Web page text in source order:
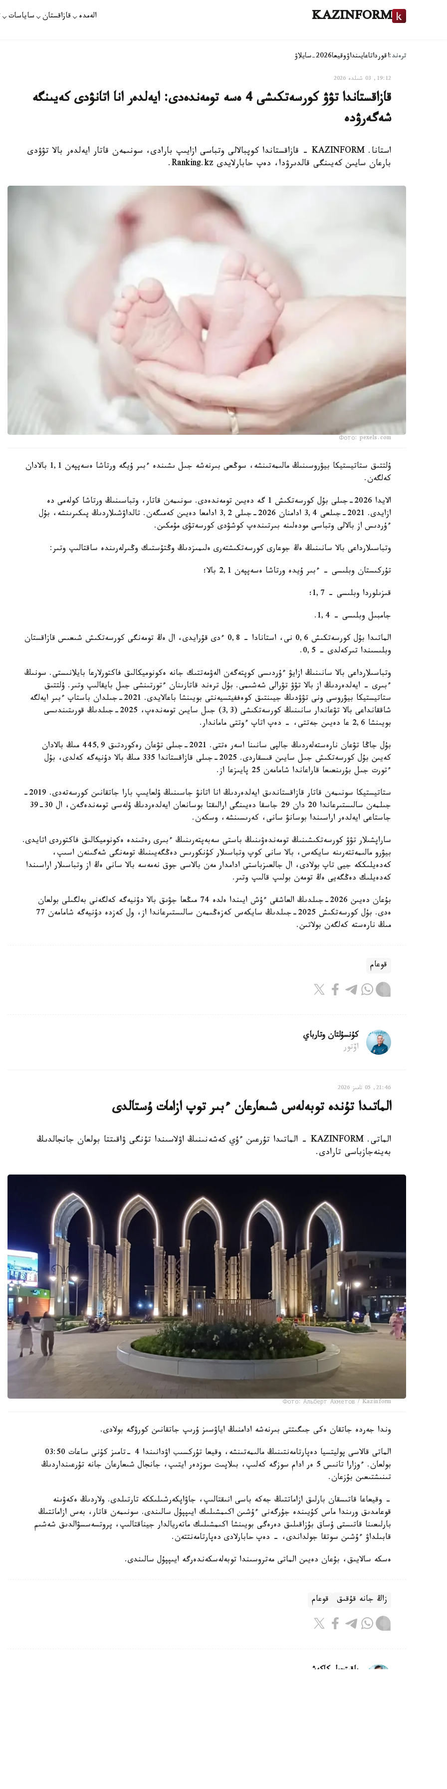
KAZINFORM الەمدە قازاقستان ساياسات
ترەند:اقورداتاعايىنداۋوقيعا2026-سايلاۋ
19:12, 03 شىلدە 2026
قازاقستاندا تۋۋ كورسەتكىشى 4 ەسە تومەندەدى: ايەلدەر انا اتانۋدى كەيىنگە
شەگەرۋدە
استانا. KAZINFORM - قازاقستاندا كوپبالالى وتباسى ازايىپ بارادى، سونىمەن قاتار ايەلدەر بالا تۋۋدى
بارعان سايىن كەيىنگى قالدىرۋدا، دەپ حابارلايدى Ranking.kz.
Фото: pexels.com
ۇلتتىق ستاتيستيكا بيۋروسىنىڭ مالىمەتىنشە، سوڭعى بىرنەشە جىل ىشىندە ءبىر ۇيگە ورتاشا ەسەپپەن 1,1 بالادان
كەلگەن.
الايدا 2026-جىلى بۇل كورسەتكىش 1 گە دەيىن تومەندەدى. سونىمەن قاتار، وتباسىنىڭ ورتاشا كولەمى دە
ازايدى. 2021-جىلعى 3,4 ادامنان 2026-جىلى 3,2 ادامعا دەيىن كەمىگەن. تالداۋشىلاردىڭ پىكىرىنشە، بۇل
ءۇردىس از بالالى وتباسى مودەلىنە بىرتىندەپ كوشۋدى كورسەتۋى مۇمكىن.
وتباسىلارداعى بالا سانىنىڭ ەڭ جوعارى كورسەتكىشتەرى ەلىمىزدىڭ وڭتۇستىك وڭىرلەرىندە ساقتالىپ وتىر:
تۇركىستان وبلىسى - ءبىر ۇيدە ورتاشا ەسەپپەن 2,1 بالا؛
قىزىلوردا وبلىسى - 1,7؛
جامبىل وبلىسى - 1,4.
الماتىدا بۇل كورسەتكىش 0,6 نى، استانادا - 0,8 ءدى قۇرايدى، ال ەڭ تومەنگى كورسەتكىش شىعىس قازاقستان
وبلىسىندا تىركەلدى - 0,5.
وتباسىلارداعى بالا سانىنىڭ ازايۋ ءۇردىسى كوپتەگەن الەۋمەتتىك جانە ەكونوميكالىق فاكتورلارعا بايلانىستى. سونىڭ
ءبىرى - ايەلدەردىڭ از بالا تۋۋ تۋرالى شەشىمى. بۇل ترەند قاتارىنان ءتورتىنشى جىل بايقالىپ وتىر. ۇلتتىق
ستاتيستيكا بيۋروسى ونى تۋۋدىڭ جيىنتىق كوەففيتسيەنتى بويىنشا باعالايدى. 2021-جىلدان باستاپ ءبىر ايەلگە
شاققانداعى بالا تۋعاندار سانىنىڭ كورسەتكىشى (3,3) جىل سايىن تومەندەپ، 2025-جىلدىڭ قورىتىندىسى
بويىنشا 2,6 عا دەيىن جەتتى، - دەپ اتاپ ءوتتى ماماندار.
بۇل جاڭا تۋعان نارەستەلەردىڭ جالپى سانىنا اسەر ەتتى. 2021-جىلى تۋعان رەكوردتىق 445,9 مىڭ بالادان
كەيىن بۇل كورسەتكىش جىل سايىن قىسقاردى. 2025-جىلى قازاقستاندا 335 مىڭ بالا دۇنيەگە كەلدى، بۇل
ءتورت جىل بۇرىنعىعا قاراعاندا شامامەن 25 پايىزعا از.
ستاتيستيكا سونىمەن قاتار قازاقستاندىق ايەلدەردىڭ انا اتانۋ جاسىنىڭ ۇلعايىپ بارا جاتقانىن كورسەتەدى. 2019-
جىلمەن سالىستىرعاندا 20 دان 29 جاسقا دەيىنگى ارالىقتا بوسانعان ايەلدەردىڭ ۇلەسى تومەندەگەن، ال 30-39
جاستاعى ايەلدەر اراسىندا بوسانۋ سانى، كەرىسىنشە، وسكەن.
ساراپشىلار تۋۋ كورسەتكىشىنىڭ تومەندەۋىنىڭ باستى سەبەپتەرىنىڭ ءبىرى رەتىندە ەكونوميكالىق فاكتوردى اتايدى.
بيۋرو مالىمەتتەرىنە سايكەس، بالا سانى كوپ وتباسىلار كۇنكورىس دەڭگەيىنىڭ تومەنگى شەگىنەن اسىپ،
كەدەيلىككە جيى تاپ بولادى، ال جالعىزباستى ادامدار مەن بالاسى جوق نەمەسە بالا سانى ەڭ از وتباسىلار اراسىندا
كەدەيلىك دەڭگەيى ەڭ تومەن بولىپ قالىپ وتىر.
بۇعان دەيىن 2026-جىلدىڭ العاشقى ءۇش ايىندا ەلدە 74 مىڭعا جۋىق بالا دۇنيەگە كەلگەنى بەلگىلى بولعان
ەدى. بۇل كورسەتكىش 2025-جىلدىڭ سايكەس كەزەڭىمەن سالىستىرعاندا از، ول كەزدە دۇنيەگە شامامەن 77
مىڭ نارەستە كەلگەن بولاتىن.
قوعام
كۇنسۇلتان وتارباي
اۆتور
21:46, 05 تامىز 2026
الماتىدا تۇندە توبەلەس شىعارعان ءبىر توپ ازامات ۇستالدى
الماتى. KAZINFORM - الماتىدا تۇرعىن ءۇي كەشەنىنىڭ اۋلاسىندا تۇنگى ۋاقىتتا بولعان جانجالدىڭ
بەينەجازباسى تارادى.
Фото: Альберт Ахметов / Kazinform
وندا جەردە جاتقان ەكى جىگىتتى بىرنەشە ادامنىڭ اياۋسىز ۇرىپ جاتقانىن كورۋگە بولادى.
الماتى قالاسى پوليتسيا دەپارتامەنتىنىڭ مالىمەتىنشە، وقيعا تۇركسىب اۋدانىندا 4 -تامىز كۇنى ساعات 03:50
بولعان. ءوزارا تانىس 5 ەر ادام سوزگە كەلىپ، بىلاپىت سوزدەر ايتىپ، جانجال شىعارعان جانە تۇرعىنداردىڭ
تىنىشتىعىن بۇزعان.
- وقيعاعا قاتىسقان بارلىق ازاماتتىڭ جەكە باسى انىقتالىپ، جاۋاپكەرشىلىككە تارتىلدى. ولاردىڭ ەكەۋىنە
قوعامدىق ورىندا ماس كۇيىندە جۇرگەنى ءۇشىن اكىمشىلىك ايىپپۇل سالىندى. سونىمەن قاتار، بەس ازاماتتىڭ
بارلىعىنا قاتىستى ۇساق بۇزاقىلىق دەرەگى بويىنشا اكىمشىلىك ماتەريالدار جيناقتالىپ، پروتسەسسۋالدىق شەشىم
قابىلداۋ ءۇشىن سوتقا جولداندى، - دەپ حابارلادى دەپارتامەنتتەن.
ەسكە سالايىق، بۇعان دەيىن الماتى مەتروسىندا توبەلەسكەندەرگە ايىپپۇل سالىندى.
زاڭ جانە قۇقىق قوعام
باقىتجول كاكەش